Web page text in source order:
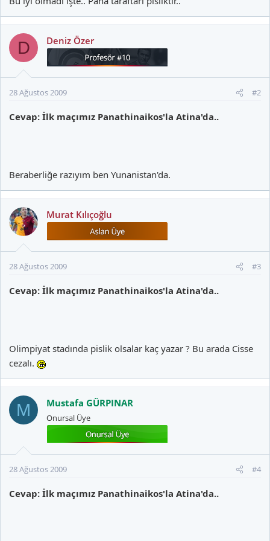
D Deniz Özer
28 Ağustos 2009 #2
Cevap: İlk maçımız Panathinaikos'la Atina'da..
Beraberliğe razıyım ben Yunanistan'da.
Murat Kılıçoğlu
28 Ağustos 2009 #3
Cevap: İlk maçımız Panathinaikos'la Atina'da..
Olimpiyat stadında pislik olsalar kaç yazar ? Bu arada Cisse
cezalı.
M Mustafa GÜRPINAR
Onursal Üye
28 Ağustos 2009 #4
Cevap: İlk maçımız Panathinaikos'la Atina'da..